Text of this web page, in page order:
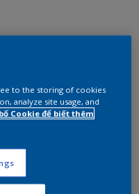
to the storing of cookies
analyze site usage, and
Cookie để biết thêm